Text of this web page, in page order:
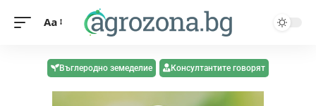
Aa
Въглеродно земеделие Консултантите говорят